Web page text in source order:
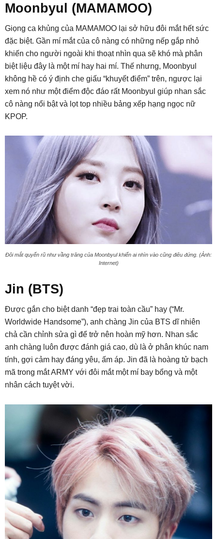
Moonbyul (MAMAMOO)
Giọng ca khủng của MAMAMOO lại sở hữu đôi mắt hết sức
đặc biệt. Gần mí mắt của cô nàng có những nếp gắp nhỏ
khiến cho người ngoài khi thoạt nhìn qua sẽ khó mà phân
biệt liệu đây là một mí hay hai mí. Thế nhưng, Moonbyul
không hề có ý định che giấu “khuyết điểm” trên, ngược lại
xem nó như một điểm độc đáo rất Moonbyul giúp nhan sắc
cô nàng nổi bật và lọt top nhiều bảng xếp hạng ngọc nữ
KPOP.
Đôi mắt quyến rũ như vầng trăng của Moonbyul khiến ai nhìn vào cũng điêu đứng. (Ảnh:
Internet)
Jin (BTS)
Được gắn cho biệt danh “đẹp trai toàn cầu” hay (“Mr.
Worldwide Handsome”), anh chàng Jin của BTS dĩ nhiên
chả cần chỉnh sửa gì để trở nên hoàn mỹ hơn. Nhan sắc
anh chàng luôn được đánh giá cao, dù là ở phân khúc nam
tính, gợi cảm hay đáng yêu, ấm áp. Jin đã là hoàng tử bạch
mã trong mắt ARMY với đôi mắt một mí bay bổng và một
nhân cách tuyệt vời.